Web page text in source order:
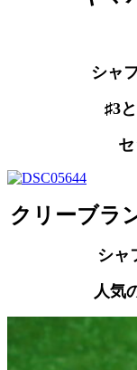
シャ
♯3
クリーブラ
シャ
人気